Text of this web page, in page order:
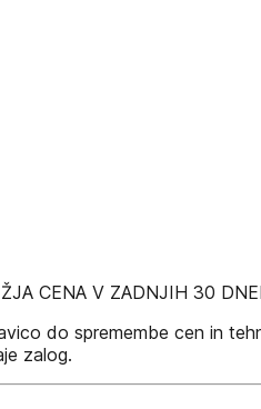
CENA V ZADNJIH 30
do spremembe cen in
zalog.